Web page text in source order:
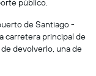
público.
de Santiago -
carretera principal de
devolverlo, una de